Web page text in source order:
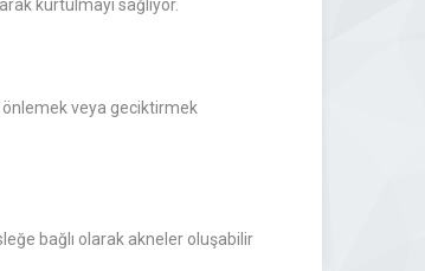
kurtulmayı sağlıyor.
önlemek veya geciktirmek
bağlı olarak akneler oluşabilir